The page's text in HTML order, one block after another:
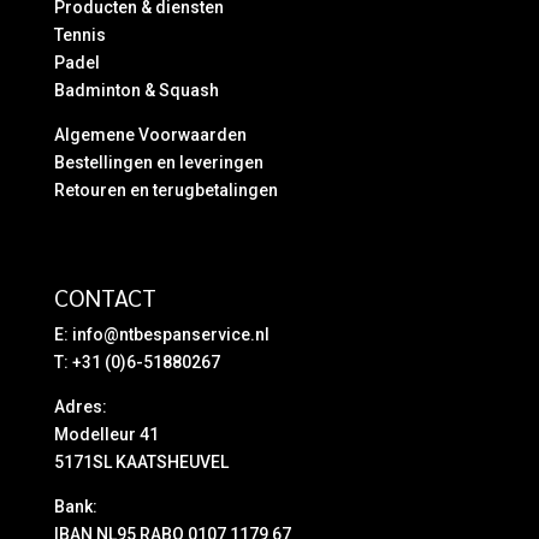
Producten & diensten
Tennis
Padel
Badminton & Squash
Algemene Voorwaarden
Bestellingen en leveringen
Retouren en terugbetalingen
CONTACT
E: info@ntbespanservice.nl
T: +31 (0)6-51880267
Adres:
Modelleur 41
5171SL KAATSHEUVEL
Bank:
IBAN NL95 RABO 0107 1179 67